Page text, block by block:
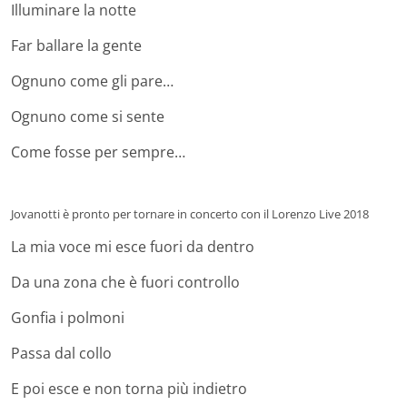
Illuminare la notte
Far ballare la gente
Ognuno come gli pare…
Ognuno come si sente
Come fosse per sempre…
Jovanotti è pronto per tornare in concerto con il Lorenzo Live 2018
La mia voce mi esce fuori da dentro
Da una zona che è fuori controllo
Gonfia i polmoni
Passa dal collo
E poi esce e non torna più indietro